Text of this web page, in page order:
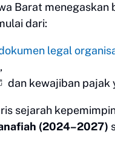
Barat
dari:
legal
,
dan kewajiban pajak
sejarah
(2024–2027)